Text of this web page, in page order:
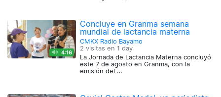
4:16
Concluye en Granma semana
mundial de lactancia materna
CMKX Radio Bayamo
2 visitas en 1 day
La Jornada de Lactancia Materna concluyó
este 7 de agosto en Granma, con la
emisión del …